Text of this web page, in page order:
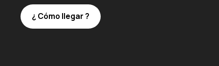
¿ Cómo llegar ?